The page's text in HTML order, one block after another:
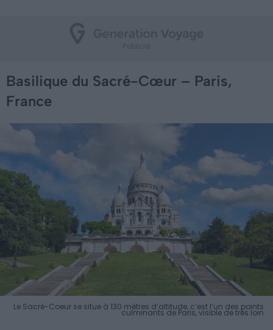
Basilique du Sacré-Cœur – Paris,
France
Le Sacré-Coeur se situe à 130 mètres d’altitude, c’est l’un des points
culminants de Paris, visible de très loin